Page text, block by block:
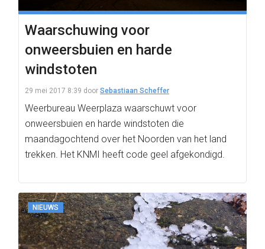
Waarschuwing voor
onweersbuien en harde
windstoten
29 mei 2017 8:39 door Sebastiaan Scheffer
Weerbureau Weerplaza waarschuwt voor
onweersbuien en harde windstoten die
maandagochtend over het Noorden van het land
trekken. Het KNMI heeft code geel afgekondigd.
NIEUWS